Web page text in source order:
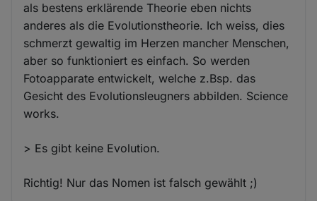
als bestens erklärende Theorie eben nichts
anderes als die Evolutionstheorie. Ich weiss, dies
schmerzt gewaltig im Herzen mancher Menschen,
aber so funktioniert es einfach. So werden
Fotoapparate entwickelt, welche z.Bsp. das
Gesicht des Evolutionsleugners abbilden. Science
works.
> Es gibt keine Evolution.
Richtig! Nur das Nomen ist falsch gewählt ;)